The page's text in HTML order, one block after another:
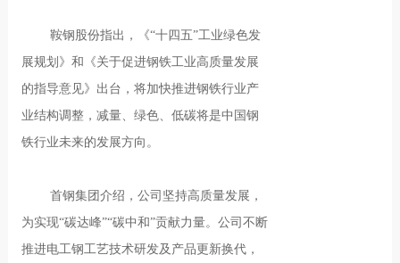
鞍钢股份指出，《“十四五”工业绿色发
展规划》和《关于促进钢铁工业高质量发展
的指导意见》出台，将加快推进钢铁行业产
业结构调整，减量、绿色、低碳将是中国钢
铁行业未来的发展方向。
首钢集团介绍，公司坚持高质量发展，
为实现“碳达峰”“碳中和”贡献力量。公司不断
推进电工钢工艺技术研发及产品更新换代，